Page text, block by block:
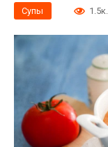
Супы 1.5к.